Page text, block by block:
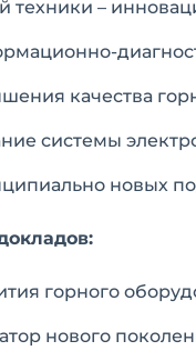
техники –
качества
системы
новых
горного
нового